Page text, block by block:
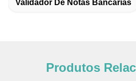
Validador De Notas Bancárias
Produtos